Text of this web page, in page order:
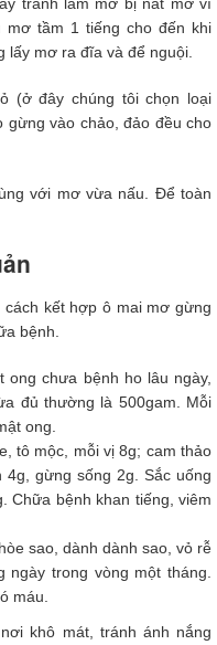
tránh làm mơ bị nát mơ vì
mơ tầm 1 tiếng cho đến khi
lấy mơ ra đĩa và để nguội.
(ở đây chúng tôi chọn loại
gừng vào chảo, đảo đều cho
với mơ vừa nấu. Để toàn
kết hợp ô mai mơ gừng
bệnh.
chưa bệnh ho lâu ngày,
đủ thường là 500gam. Mỗi
ong.
tô mộc, mỗi vị 8g; cam thảo
gừng sống 2g. Sắc uống
Chữa bệnh khan tiếng, viêm
sao, dành dành sao, vỏ rễ
trong vòng một tháng.
máu.
khô mát, tránh ánh nắng